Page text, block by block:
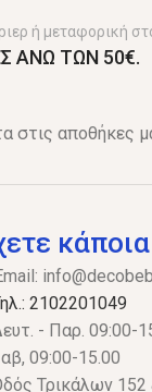
ή μεταφορική
ΑΝΩ ΤΩΝ 50€.
στις αποθήκες
2102201049
- Παρ. 09:00-
09:00-15.00
Τρικάλων